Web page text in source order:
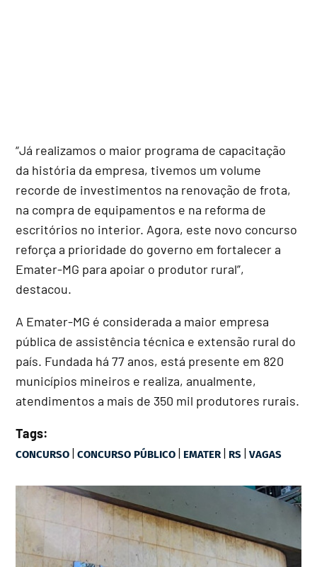
“Já realizamos o maior programa de capacitação
da história da empresa, tivemos um volume
recorde de investimentos na renovação de frota,
na compra de equipamentos e na reforma de
escritórios no interior. Agora, este novo concurso
reforça a prioridade do governo em fortalecer a
Emater-MG para apoiar o produtor rural”,
destacou.
A Emater-MG é considerada a maior empresa
pública de assistência técnica e extensão rural do
país. Fundada há 77 anos, está presente em 820
municípios mineiros e realiza, anualmente,
atendimentos a mais de 350 mil produtores rurais.
Tags:
CONCURSO |CONCURSO PÚBLICO | EMATER | RS |VAGAS